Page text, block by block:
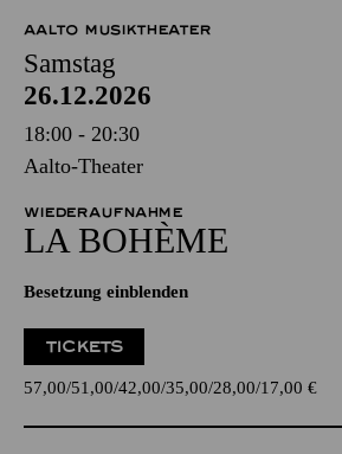
AALTO MUSIKTHEATER
Samstag
26.12.2026
18:00 - 20:30
Aalto-Theater
WIEDERAUFNAHME
LA BOHÈME
Besetzung einblenden
TICKETS
57,00 51,00 42,00 35,00 28,00 17,00 €